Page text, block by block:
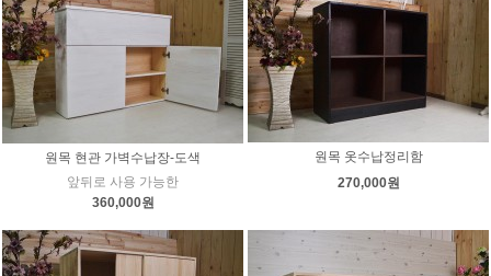
원목 현관 가벽수납장-도색
앞뒤로 사용 가능한
360,000원
원목 옷수납정리함
270,000원